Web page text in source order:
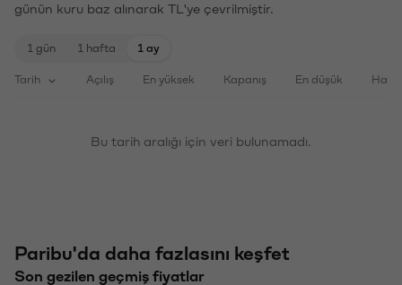
günün kuru baz alınarak TL'ye çevrilmiştir.
1 gün 1 hafta 1 ay
Tarih Açılış En yüksek Kapanış En düşük
Bu tarih aralığı için veri bulunamadı.
Paribu'da daha fazlasını keşfet
Son gezilen geçmiş fiyatlar